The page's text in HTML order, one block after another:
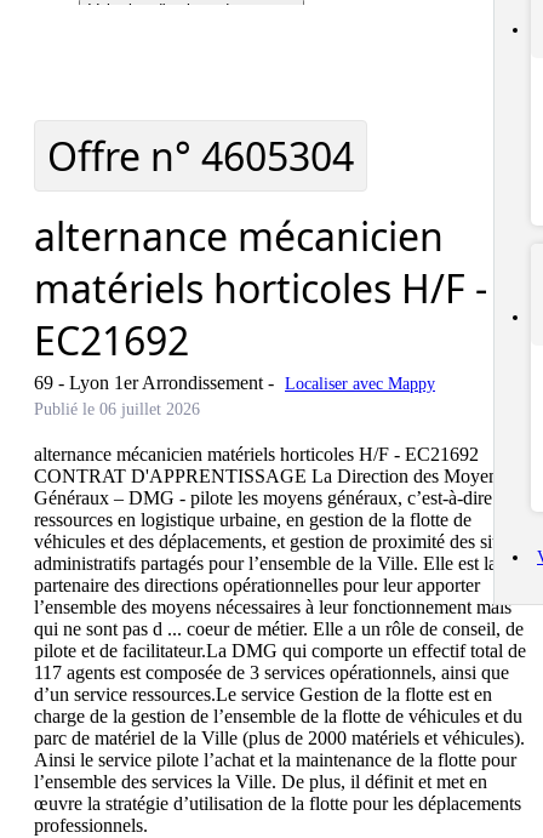
Voir plus d'options de partage
le détail de l'offre alternance mécanicien matériels
Offre n° 4605304
alternance mécanicien
matériels horticoles H/F -
EC21692
69 - Lyon 1er Arrondissement - Localiser avec Mappy
Publié le 06 juillet 2026
alternance mécanicien matériels horticoles H/F - EC21692
CONTRAT D'APPRENTISSAGE La Direction des Moyens
Généraux – DMG - pilote les moyens généraux, c’est-à-dire des
ressources en logistique urbaine, en gestion de la flotte de
véhicules et des déplacements, et gestion de proximité des sites
administratifs partagés pour l’ensemble de la Ville. Elle est la
partenaire des directions opérationnelles pour leur apporter
l’ensemble des moyens nécessaires à leur fonctionnement mais
qui ne sont pas d ... coeur de métier. Elle a un rôle de conseil, de
pilote et de facilitateur.La DMG qui comporte un effectif total de
117 agents est composée de 3 services opérationnels, ainsi que
d’un service ressources.Le service Gestion de la flotte est en
charge de la gestion de l’ensemble de la flotte de véhicules et du
parc de matériel de la Ville (plus de 2000 matériels et véhicules).
Ainsi le service pilote l’achat et la maintenance de la flotte pour
l’ensemble des services la Ville. De plus, il définit et met en
œuvre la stratégie d’utilisation de la flotte pour les déplacements
professionnels.